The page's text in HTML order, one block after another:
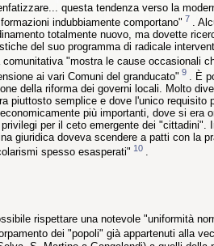
questa tendenza verso la
indubbiamente comportano" 7 .
totalmente nuovo, ma dovette
del suo programma di radicale
"mostra le cause occasionali
ai vari Comuni del granducato" 9
. È
della riforma dei governi locali. Molto
piuttosto semplice e dove l'unico requisito
più importanti, dove si era
per il ceto emergente dei "cittadini".
giuridica doveva scendere a patti con la
spesso esasperati" 10 .
rispettare una notevole "uniformità
dei "popoli" già appartenuti alla